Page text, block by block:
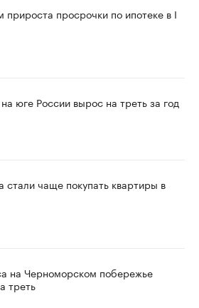
прироста просрочки по ипотеке в I
юге России вырос на треть за год
чаще покупать квартиры в
на Черноморском побережье
треть